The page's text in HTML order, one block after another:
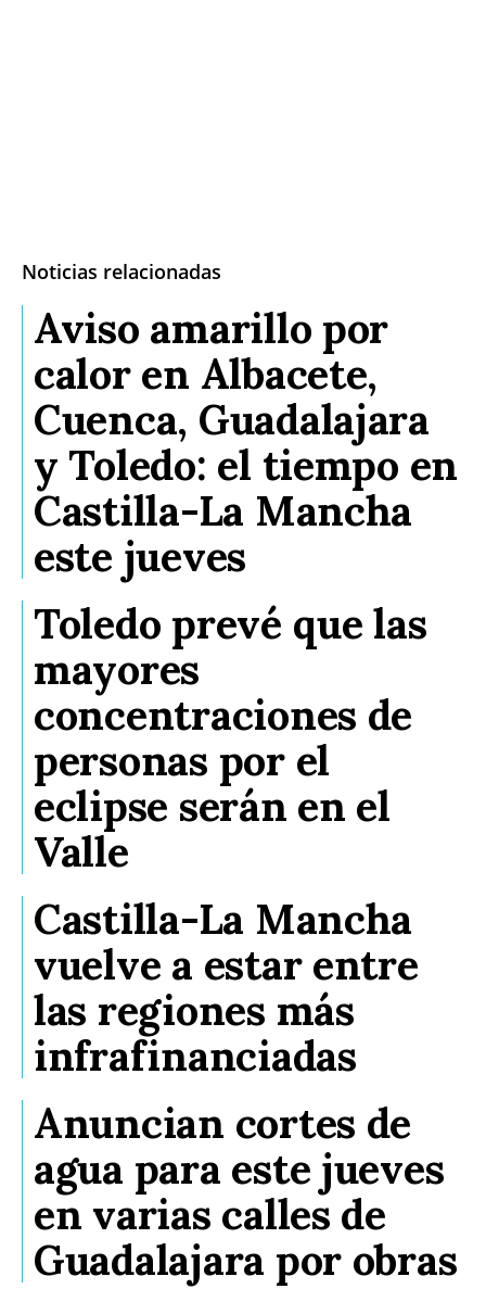
Noticias relacionadas
Aviso amarillo por
calor en Albacete,
Cuenca, Guadalajara
y Toledo: el tiempo en
Castilla-La Mancha
este jueves
Toledo prevé que las
mayores
concentraciones de
personas por el
eclipse serán en el
Valle
Castilla-La Mancha
vuelve a estar entre
las regiones más
infrafinanciadas
Anuncian cortes de
agua para este jueves
en varias calles de
Guadalajara por obras